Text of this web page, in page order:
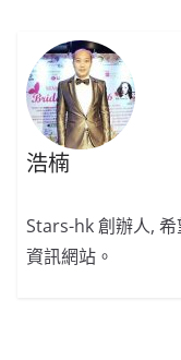
浩楠
Stars-hk 創辦人,
資訊網站。